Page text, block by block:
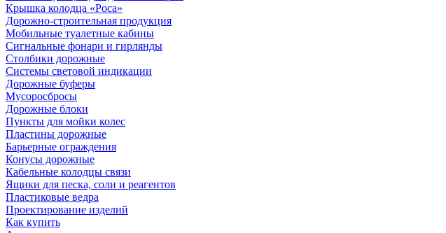
Крышка колодца «Роса»
Дорожно-строительная продукция
Мобильные туалетные кабины
Сигнальные фонари и гирлянды
Столбики дорожные
Системы световой индикации
Дорожные буферы
Мусоросбросы
Дорожные блоки
Пункты для мойки колес
Пластины дорожные
Барьерные ограждения
Конусы дорожные
Кабельные колодцы связи
Ящики для песка, соли и реагентов
Пластиковые ведра
Проектирование изделий
Как купить